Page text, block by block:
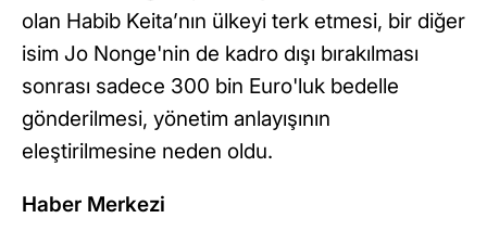
olan Habib Keita’nın ülkeyi terk etmesi, bir diğer
isim Jo Nonge'nin de kadro dışı bırakılması
sonrası sadece 300 bin Euro'luk bedelle
gönderilmesi, yönetim anlayışının
eleştirilmesine neden oldu.
Haber Merkezi